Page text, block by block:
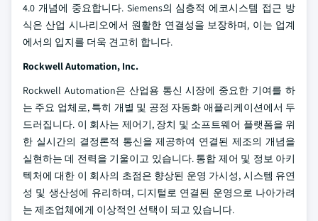
4.0 개념에 중요합니다. Siemens의 심층적 에코시스템 접근 방
식은 산업 시나리오에서 원활한 연결성을 보장하며, 이는 업계
에서의 입지를 더욱 견고히 합니다.
Rockwell Automation, Inc.
Rockwell Automation은 산업용 통신 시장에 중요한 기여를 하
는 주요 업체로, 특히 개별 및 공정 자동화 애플리케이션에서 두
드러집니다. 이 회사는 제어기, 장치 및 소프트웨어 플랫폼을 위
한 실시간의 결정론적 통신을 제공하여 연결된 제조의 개념을
실현하는 데 전력을 기울이고 있습니다. 통합 제어 및 정보 아키
텍처에 대한 이 회사의 초점은 향상된 운영 가시성, 시스템 유연
성 및 생산성에 유리하며, 디지털로 연결된 운영으로 나아가려
는 제조업체에게 이상적인 선택이 되고 있습니다.